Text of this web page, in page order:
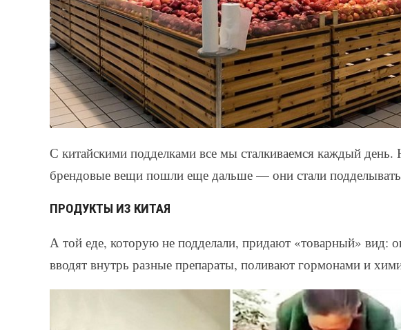
С китайскими подделками все мы сталкиваемся каждый день.
брендовые вещи пошли еще дальше — они стали
ПРОДУКТЫ ИЗ КИТАЯ
А той еде, которую не подделали, придают «товарный» вид:
вводят внутрь разные препараты, поливают гормонами и